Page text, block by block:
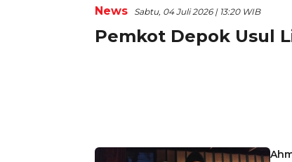
News Sabtu, 04 Juli 2026 | 13:20 WIB
Pemkot Depok Usul